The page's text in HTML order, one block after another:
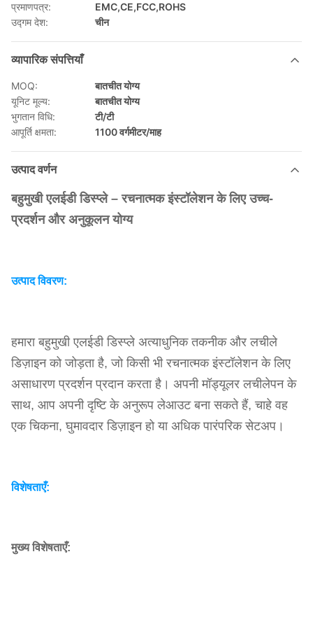
प्रमाणपत्र:
EMC,CE,FCC,ROHS
उद्गम देश:
चीन
व्यापारिक संपत्तियाँ
MOQ:
बातचीत योग्य
यूनिट मूल्य:
बातचीत योग्य
भुगतान विधि:
टी/टी
आपूर्ति क्षमता:
1100 वर्गमीटर/माह
उत्पाद वर्णन
बहुमुखी एलईडी डिस्प्ले – रचनात्मक इंस्टॉलेशन के लिए उच्च-
प्रदर्शन और अनुकूलन योग्य
उत्पाद विवरण:
हमारा बहुमुखी एलईडी डिस्प्ले अत्याधुनिक तकनीक और लचीले
डिज़ाइन को जोड़ता है, जो किसी भी रचनात्मक इंस्टॉलेशन के लिए
असाधारण प्रदर्शन प्रदान करता है। अपनी मॉड्यूलर लचीलेपन के
साथ, आप अपनी दृष्टि के अनुरूप लेआउट बना सकते हैं, चाहे वह
एक चिकना, घुमावदार डिज़ाइन हो या अधिक पारंपरिक सेटअप।
विशेषताएँ:
मुख्य विशेषताएँ: